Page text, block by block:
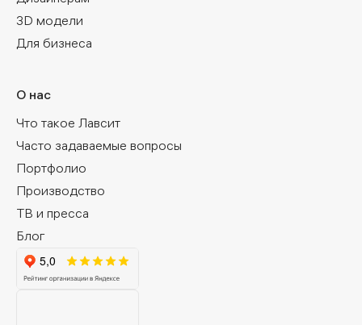
3D модели
Для бизнеса
О нас
Что такое Лавсит
Часто задаваемые вопросы
Портфолио
Производство
ТВ и пресса
Блог